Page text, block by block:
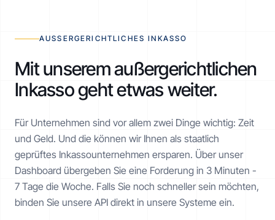
AUSSERGERICHTLICHES INKASSO
Mit unserem außergerichtlichen
Inkasso geht etwas weiter.
Für Unternehmen sind vor allem zwei Dinge wichtig: Zeit
und Geld. Und die können wir Ihnen als staatlich
geprüftes Inkasso­unternehmen ersparen. Über unser
Dashboard übergeben Sie eine Forderung in 3 Minuten -
7 Tage die Woche. Falls Sie noch schneller sein möchten,
binden Sie unsere API direkt in unsere Systeme ein.